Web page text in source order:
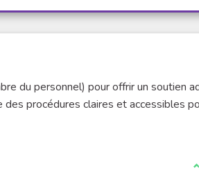
du personnel) pour offrir un soutien
procédures claires et accessibles